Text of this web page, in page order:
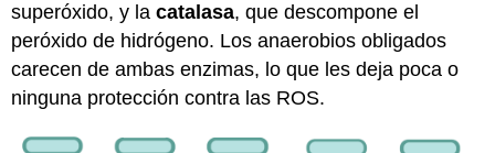
superóxido, y lacatalasa, que descompone el
peróxido de hidrógeno. Los anaerobios obligados
carecen de ambas enzimas, lo que les deja poca o
ninguna protección contra las ROS.